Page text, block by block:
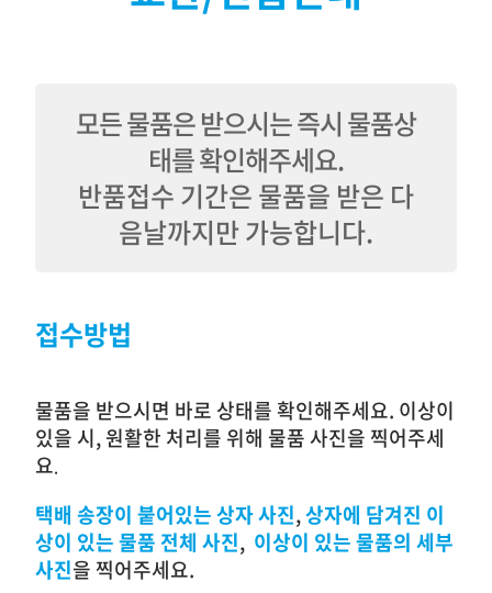
모든 물품은 받으시는 즉시 물품상
태를 확인해주세요.
반품접수 기간은 물품을 받은 다
음날까지만 가능합니다.
접수방법
물품을 받으시면 바로 상태를 확인해주세요. 이상이
있을 시, 원활한 처리를 위해 물품 사진을 찍어주세
요.
택배 송장이 붙어있는 상자사진,상자에 담겨진 이
상이 있는 물품 전체 사진, 이상이 있는 물품의 세부
사진을 찍어주세요.